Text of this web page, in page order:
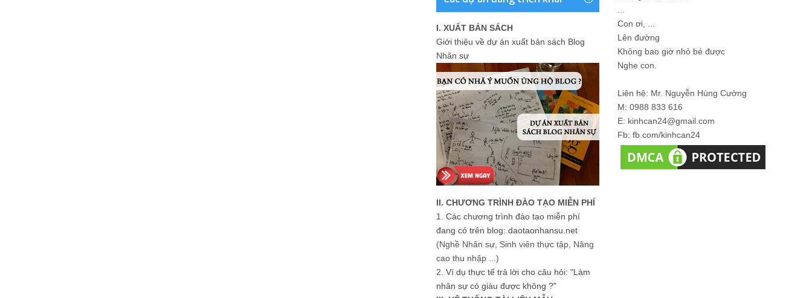
I. XUẤT BẢN SÁCH
Giới thiệu về dự án xuất bản sách Blog
Nhân sự
II. CHƯƠNG TRÌNH ĐÀO TẠO MIỄN PHÍ
1. Các chương trình đào tạo miễn phí
đang có trên blog: daotaonhansu.net
(Nghề Nhân sự, Sinh viên thực tập, Nâng
cao thu nhập ...)
2. Ví dụ thực tế trả lời cho câu hỏi: "Làm
nhân sự có giàu được không ?"
Con ơi, ...
Lên đường
Không bao giờ nhỏ bé được
Nghe con.
Liên hệ: Mr. Nguyễn Hùng Cường
M: 0988 833 616
E: kinhcan24@gmail.com
Fb: fb.com/kinhcan24